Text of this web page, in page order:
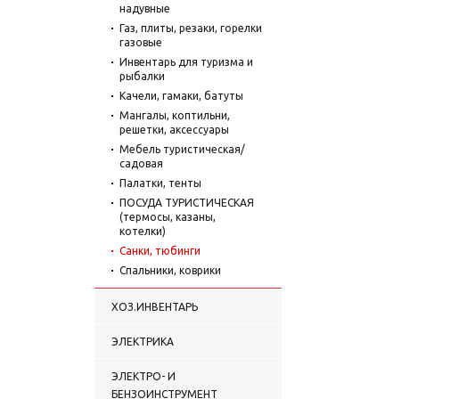
надувные
Газ, плиты, резаки, горелки
газовые
Инвентарь для туризма и
рыбалки
Качели, гамаки, батуты
Мангалы, коптильни,
решетки, аксессуары
Мебель туристическая/
садовая
Палатки, тенты
ПОСУДА ТУРИСТИЧЕСКАЯ
(термосы, казаны,
котелки)
Санки, тюбинги
Спальники, коврики
ХОЗ.ИНВЕНТАРЬ
ЭЛЕКТРИКА
ЭЛЕКТРО- И
БЕНЗОИНСТРУМЕНТ